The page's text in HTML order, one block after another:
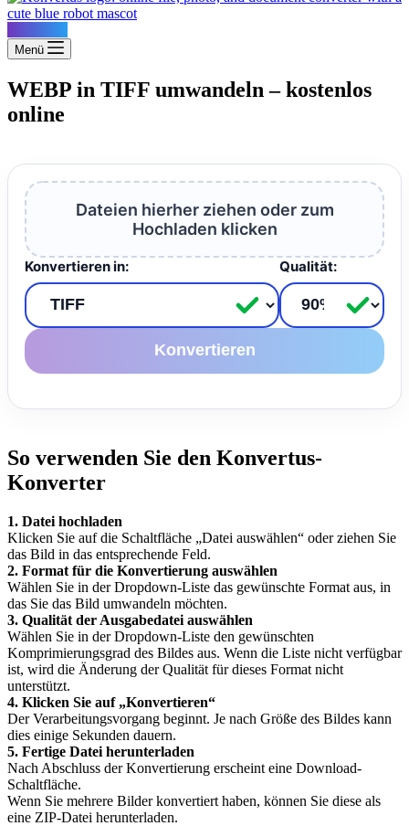
Menü
WEBP in TIFF umwandeln – kostenlos
online
Dateien hierher ziehen oder zum
Hochladen klicken
Konvertieren in: Qualität:
Konvertieren
So verwenden Sie den Konvertus-
Konverter
1. Datei hochladen
Klicken Sie auf die Schaltfläche „Datei auswählen“ oder ziehen Sie
das Bild in das entsprechende Feld.
2. Format für die Konvertierung auswählen
Wählen Sie in der Dropdown-Liste das gewünschte Format aus, in
das Sie das Bild umwandeln möchten.
3. Qualität der Ausgabedatei auswählen
Wählen Sie in der Dropdown-Liste den gewünschten
Komprimierungsgrad des Bildes aus. Wenn die Liste nicht verfügbar
ist, wird die Änderung der Qualität für dieses Format nicht
unterstützt.
4. Klicken Sie auf „Konvertieren“
Der Verarbeitungsvorgang beginnt. Je nach Größe des Bildes kann
dies einige Sekunden dauern.
5. Fertige Datei herunterladen
Nach Abschluss der Konvertierung erscheint eine Download-
Schaltfläche.
Wenn Sie mehrere Bilder konvertiert haben, können Sie diese als
eine ZIP-Datei herunterladen.